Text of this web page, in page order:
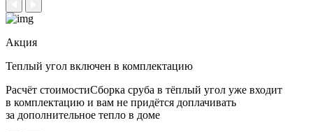
Акция
Теплый угол включен в комплектацию
Расчёт стоимостиСборка сруба в тёплый угол уже входит
в комплектацию и вам не придётся доплачивать
за дополнительное тепло в доме